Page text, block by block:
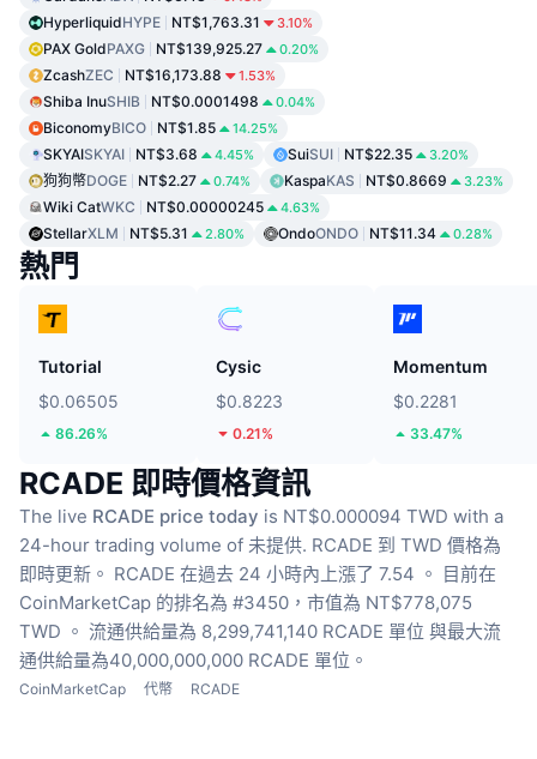
HyperliquidHYPE NT$1,763.31 3.10%
PAX GoldPAXG NT$139,925.27 0.20%
ZcashZEC NT$16,173.88 1.53%
Shiba InuSHIB NT$0.0001498 0.04%
BiconomyBICO NT$1.85 14.25%
SKYAISKYAI NT$3.68 4.45% SuiSUI NT$22.35 3.20%
狗狗幣DOGE NT$2.27 0.74% KaspaKAS NT$0.8669 3.23%
Wiki CatWKC NT$0.00000245 4.63%
StellarXLM NT$5.31 2.80% OndoONDO NT$11.34 0.28%
熱門
Tutorial
$0.06505
86.26%
Cysic
$0.8223
0.21%
Momentum
$0.2281
33.47%
RCADE 即時價格資訊
The live RCADE price today is NT$0.000094 TWD with a
24-hour trading volume of 未提供. RCADE 到 TWD 價格為
即時更新。 RCADE 在過去 24 小時內上漲了 7.54 。
目前在
CoinMarketCap 的排名為 #3450，市值為 NT$778,075
TWD 。 流通供給量為 8,299,741,140 RCADE 單位 與最大流
通供給量為40,000,000,000 RCADE 單位。
CoinMarketCap 代幣 RCADE